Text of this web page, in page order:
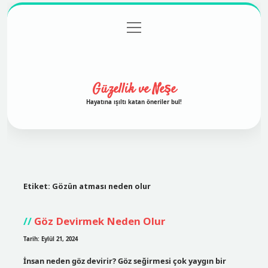
Gizlilik Politikası
menüyü
aç
Güzellik ve Neşe
Hayatına ışıltı katan öneriler bul!
Etiket: Gözün atması neden olur
Göz Devirmek Neden Olur
Tarih: Eylül 21, 2024
İnsan neden göz devirir? Göz seğirmesi çok yaygın bir